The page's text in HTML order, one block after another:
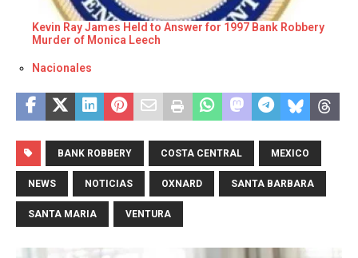
Kevin Ray James Held to Answer for 1997 Bank Robbery
Murder of Monica Leech
Respecto a
Nacionales
BANK ROBBERY COSTA CENTRAL MEXICO
NEWS NOTICIAS OXNARD SANTA BARBARA
SANTA MARIA VENTURA